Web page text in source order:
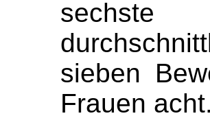
sechste
sieben
Frauen acht.